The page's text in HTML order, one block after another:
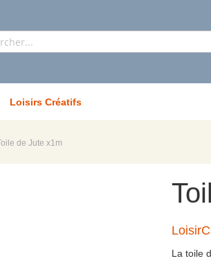
Loisirs Créatifs
de Jute x1m
La toile